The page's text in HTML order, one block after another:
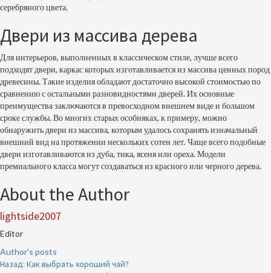
серебряного цвета.
Двери из массива дерева
Для интерьеров, выполненных в классическом стиле, лучше всего
подходят двери, каркас которых изготавливается из массива ценных пород
древесины. Такие изделия обладают достаточно высокой стоимостью по
сравнению с остальными разновидностями дверей. Их основные
преимущества заключаются в превосходном внешнем виде и большом
сроке службы. Во многих старых особняках, к примеру, можно
обнаружить двери из массива, которым удалось сохранять изначальный
внешний вид на протяжении нескольких сотен лет. Чаще всего подобные
двери изготавливаются из дуба, тика, ясеня или ореха. Модели
премиального класса могут создаваться из красного или черного дерева.
About the Author
lightside2007
Editor
Author's posts
Продолжить
Назад: Как выбрать хороший чай?